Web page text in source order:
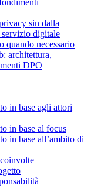
sin dalla
digitale
quando necessario
architettura,
DPO
in base agli attori
in base al focus
in base all’ambito di